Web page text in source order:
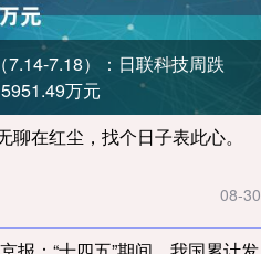
7.18）：日联科技周跌
万元
在红尘，找个日子表此心。
08-30